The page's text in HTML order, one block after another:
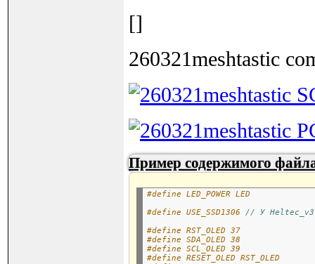
[]
260321meshtastic
Пример содержимого
#define LED_POWER LED
#define USE_SSD1306 // У Heltec_v3
#define RST_OLED 37
#define SDA_OLED 38
#define SCL_OLED 39
#define RESET_OLED RST_OLED